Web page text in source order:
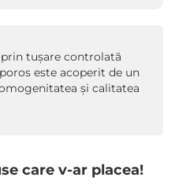
prin tuşare controlată
este acoperit de un
şi calitatea
care v-ar placea!